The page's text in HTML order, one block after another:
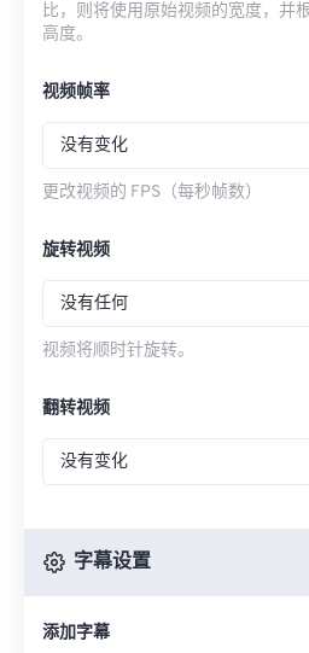
比，则将使用原始视频的宽度，并
高度。
视频帧率
没有变化
更改视频的 FPS（每秒帧数）
旋转视频
没有任何
视频将顺时针旋转。
翻转视频
没有变化
字幕设置
添加字幕